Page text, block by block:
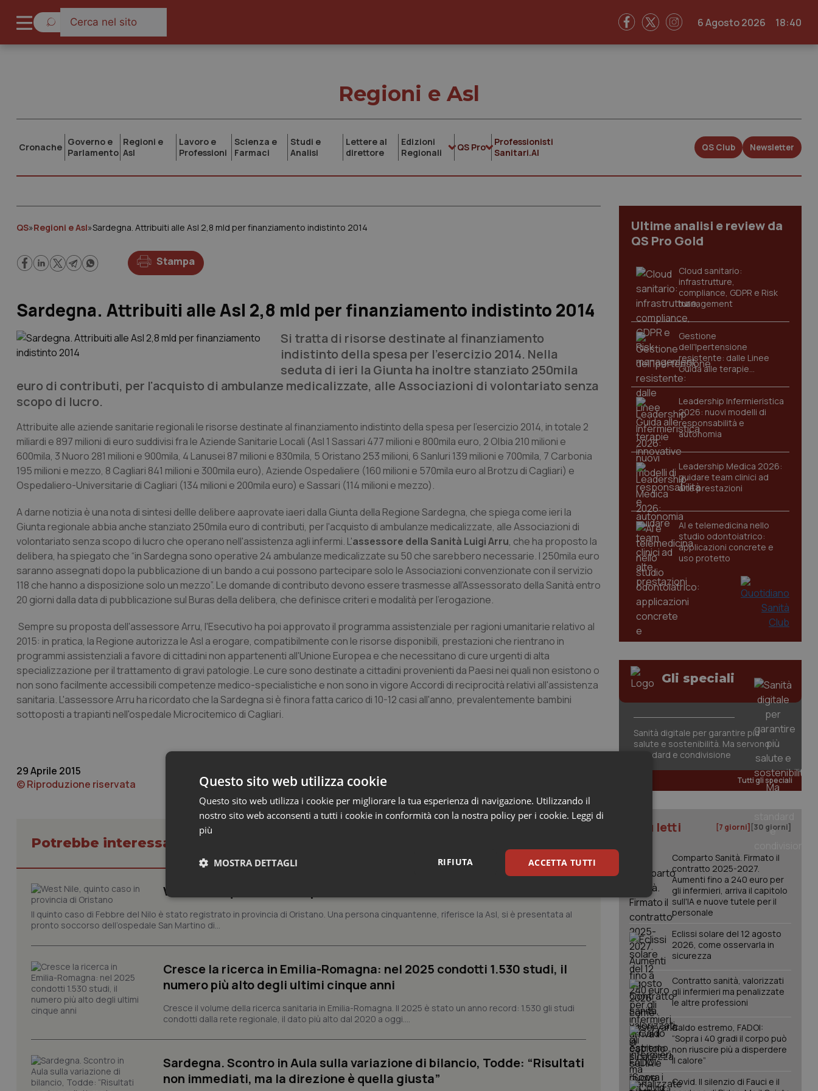
6 Agosto 2026 18:40
Regioni e Asl
Cronache Governo e
Parlamento
Regioni e
Asl
Lavoro e
Professioni
Scienza e
Farmaci
Studi e
Analisi
Lettere al
direttore
Edizioni
Regionali
QS Pro
Professionisti
Sanitari.AI
QS Club Newsletter
QS»Regioni e Asl»Sardegna. Attribuiti alle Asl 2,8 mld per finanziamento indistinto 2014
Stampa
Sardegna. Attribuiti alle Asl 2,8 mld per finanziamento indistinto 2014
Si tratta di risorse destinate al finanziamento
indistinto della spesa per l'esercizio 2014. Nella
seduta di ieri la Giunta ha inoltre stanziato 250mila
euro di contributi, per l'acquisto di ambulanze medicalizzate, alle Associazioni di volontariato senza
scopo di lucro.
Attribuite alle aziende sanitarie regionali le risorse destinate al finanziamento indistinto della spesa per l'esercizio 2014, in totale 2
miliardi e 897 milioni di euro suddivisi fra le Aziende Sanitarie Locali (Asl 1 Sassari 477 milioni e 800mila euro, 2 Olbia 210 milioni e
600mila, 3 Nuoro 281 milioni e 900mila, 4 Lanusei 87 milioni e 830mila, 5 Oristano 253 milioni, 6 Sanluri 139 milioni e 700mila, 7 Carbonia
195 milioni e mezzo, 8 Cagliari 841 milioni e 300mila euro), Aziende Ospedaliere (160 milioni e 570mila euro al Brotzu di Cagliari) e
Ospedaliero-Universitarie di Cagliari (134 milioni e 200mila euro) e Sassari (114 milioni e mezzo).
A darne notizia è una nota di sintesi dellle delibere aaprovate iaeri dalla Giunta della Regione Sardegna, che spiega come ieri la
Giunta regionale abbia anche stanziato 250mila euro di contributi, per l'acquisto di ambulanze medicalizzate, alle Associazioni di
volontariato senza scopo di lucro che operano nell'assistenza agli infermi. L'assessore della Sanità Luigi Arru, che ha proposto la
delibera, ha spiegato che “in Sardegna sono operative 24 ambulanze medicalizzate su 50 che sarebbero necessarie. I 250mila euro
saranno assegnati dopo la pubblicazione di un bando a cui possono partecipare solo le Associazioni convenzionate con il servizio
118 che hanno a disposizione solo un mezzo”. Le domande di contributo devono essere trasmesse all'Assessorato della Sanità entro
20 giorni dalla data di pubblicazione sul Buras della delibera, che definisce criteri e modalità per l'erogazione.
Sempre su proposta dell'assessore Arru, l'Esecutivo ha poi approvato il programma assistenziale per ragioni umanitarie relativo al
2015: in pratica, la Regione autorizza le Asl a erogare, compatibilmente con le risorse disponibili, prestazioni che rientrano in
programmi assistenziali a favore di cittadini non appartenenti all'Unione Europea e che necessitano di cure urgenti di alta
specializzazione per il trattamento di gravi patologie. Le cure sono destinate a cittadini provenienti da Paesi nei quali non esistono o
non sono facilmente accessibili competenze medico-specialistiche e non sono in vigore Accordi di reciprocità relativi all'assistenza
sanitaria. L'assessore Arru ha ricordato che la Sardegna si è finora fatta carico di 10-12 casi all'anno, prevalentemente bambini
sottoposti a trapianti nell'ospedale Microcitemico di Cagliari.
29 Aprile 2015
© Riproduzione riservata
Potrebbe interessarti in Regioni e Asl
West Nile, quinto caso in provincia di Oristano
Il quinto caso di Febbre del Nilo è stato registrato in provincia di Oristano. Una persona cinquantenne, riferisce la Asl, si è presentata al
pronto soccorso dell’ospedale San Martino di...
Cresce la ricerca in Emilia-Romagna: nel 2025 condotti 1.530 studi, il
numero più alto degli ultimi cinque anni
Cresce il volume della ricerca sanitaria in Emilia-Romagna. Il 2025 è stato un anno record: 1.530 gli studi
condotti dalla rete regionale, il dato più alto dal 2020 a oggi....
Sardegna. Scontro in Aula sulla variazione di bilancio, Todde: “Risultati
non immediati, ma la direzione è quella giusta”
Ultime analisi e review da
QS Pro Gold
Cloud sanitario:
infrastrutture,
compliance, GDPR e Risk
management
Gestione
dell'Ipertensione
resistente: dalle Linee
Guida alle terapie
innovative
Leadership Infermieristica
2026: nuovi modelli di
responsabilità e
autonomia
Leadership Medica 2026:
guidare team clinici ad
alte prestazioni
AI e telemedicina nello
studio odontoiatrico:
applicazioni concrete e
uso protetto
Gli speciali
Sanità digitale per garantire più
salute e sostenibilità. Ma servono
standard e condivisione
Tutti gli speciali
I più letti [7 giorni] [30 giorni]
Comparto Sanità. Firmato il
contratto 2025-2027.
Aumenti fino a 240 euro per
gli infermieri, arriva il capitolo
sull'IA e nuove tutele per il
personale
Eclissi solare del 12 agosto
2026, come osservarla in
sicurezza
Contratto sanità, valorizzati
gli infermieri ma penalizzate
le altre professioni
Caldo estremo, FADOI:
“Sopra i 40 gradi il corpo può
non riuscire più a disperdere
il calore”
Covid. Il silenzio di Fauci e il
Questo sito web utilizza cookie
Questo sito web utilizza i cookie per migliorare la tua esperienza di navigazione. Utilizzando il
nostro sito web acconsenti a tutti i cookie in conformità con la nostra policy per i cookie. Leggi di
più
ACCETTA TUTTI
RIFIUTA
MOSTRA DETTAGLI
Necessari Statistici Marketing
Necessari
I cookie necessari contribuiscono a rendere fruibile il sito web abilitandone funzionalità di base quali la navigazione sulle pagine
e l'accesso alle aree protette del sito. Il sito web non è in grado di funzionare correttamente senza questi cookie.
.youtube.com
settimane
scelte di consenso e privacy dell'utente per la loro
interazione con il sito. Registra i dati sul consenso